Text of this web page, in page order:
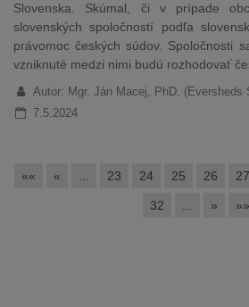
Slovenska. Skúmal, či v prípade
slovenských spoločností podľa
právomoc českých súdov. Spoločnosti
vzniknuté medzi nimi budú rozhodovať
Autor: Mgr. Ján Macej, PhD. (Eversheds
7.5.2024
«« « 23 24 25 26 27
32 » »»